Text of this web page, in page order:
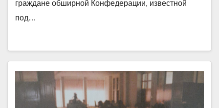
граждане обширной Конфедерации, известной
под…